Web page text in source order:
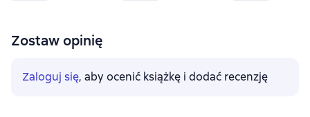
Zostaw opinię
Zaloguj się, aby ocenić książkę i dodać recenzję